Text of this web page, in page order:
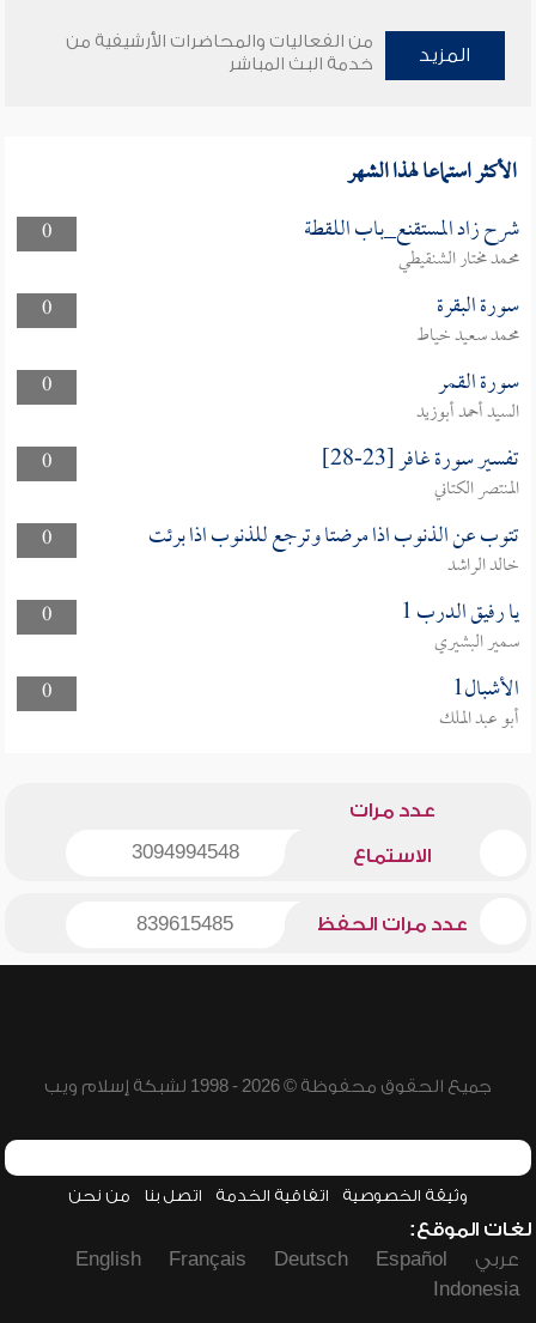
المزيد
من الفعاليات والمحاضرات الأرشيفية من
خدمة البث المباشر
الأكثر استماعا لهذا الشهر
0 شرح زاد المستقنع_باب اللقطة
محمد مختار الشنقيطي
0
سورة البقرة
محمد سعيد خياط
0
سورة القمر
السيد أحمد أبوزيد
0
تفسير سورة غافر [23-28]
المنتصر الكتاني
0
تتوب عن الذنوب اذا مرضتا وترجع للذنوب اذا برئت
خالد الراشد
0
يا رفيق الدرب 1
سمير البشيري
0
الأشبال1
أبو عبد الملك
عدد مرات
الاستماع 3094994548
عدد مرات الحفظ 839615485
جميع الحقوق محفوظة © 2026 - 1998 لشبكة إسلام ويب
وثيقة الخصوصية اتفاقية الخدمة اتصل بنا من نحن
لغات الموقع:
عربي
Español
Deutsch
Français
English
Indonesia